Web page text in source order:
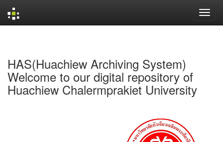
HAS(Huachiew Archiving System)
Welcome to our digital repository of
Huachiew Chalermprakiet University